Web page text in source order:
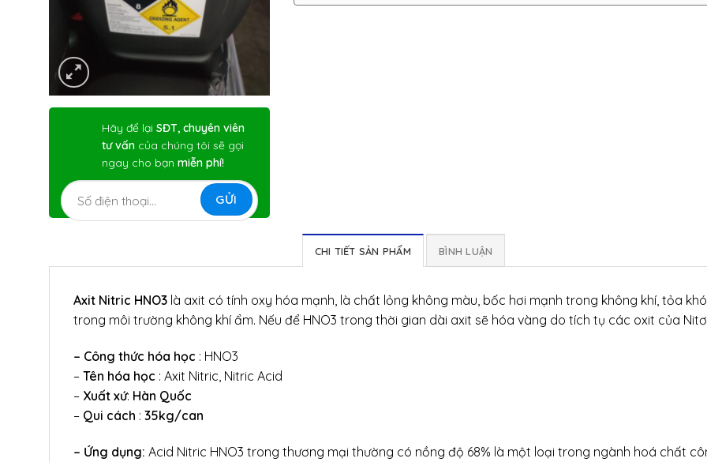
Hãy để lại SĐT, chuyên viên
tư vấn của chúng tôi sẽ gọi
ngay cho bạn miễn phí!
CHI TIẾT SẢN PHẨM BÌNH LUẬN
Axit Nitric HNO3 là axit có tính oxy hóa mạnh, là chất lỏng không màu, bốc hơi mạnh trong không khí, tỏa
trong môi trường không khí ẩm. Nếu để HNO3 trong thời gian dài axit sẽ hóa vàng do tích tụ các oxit của
– Công thức hóa học : HNO3
– Tên hóa học : Axit Nitric, Nitric Acid
– Xuất xứ: Hàn Quốc
– Qui cách : 35kg/can
– Ứng dụng: Acid Nitric HNO3 trong thương mại thường có nồng độ 68% là một loại trong ngành hoá chất